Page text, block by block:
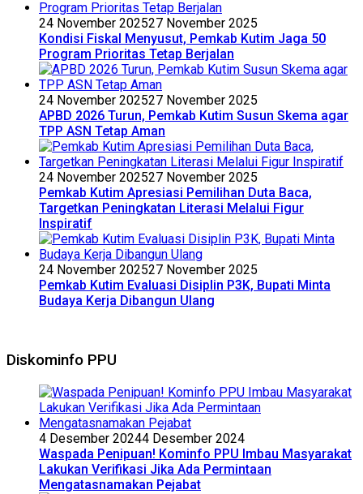
24 November 202527 November 2025
Kondisi Fiskal Menyusut, Pemkab Kutim Jaga 50
Program Prioritas Tetap Berjalan
24 November 202527 November 2025
APBD 2026 Turun, Pemkab Kutim Susun Skema agar
TPP ASN Tetap Aman
24 November 202527 November 2025
Pemkab Kutim Apresiasi Pemilihan Duta Baca,
Targetkan Peningkatan Literasi Melalui Figur
Inspiratif
24 November 202527 November 2025
Pemkab Kutim Evaluasi Disiplin P3K, Bupati Minta
Budaya Kerja Dibangun Ulang
Diskominfo PPU
4 Desember 20244 Desember 2024
Waspada Penipuan! Kominfo PPU Imbau Masyarakat
Lakukan Verifikasi Jika Ada Permintaan
Mengatasnamakan Pejabat